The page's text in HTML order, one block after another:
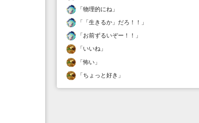
「物理的にね 」
「 「生きるか」だろ！！ 」
「お前ずるいぞー！！ 」
「いいね 」
「怖い 」
「ちょっと好き 」